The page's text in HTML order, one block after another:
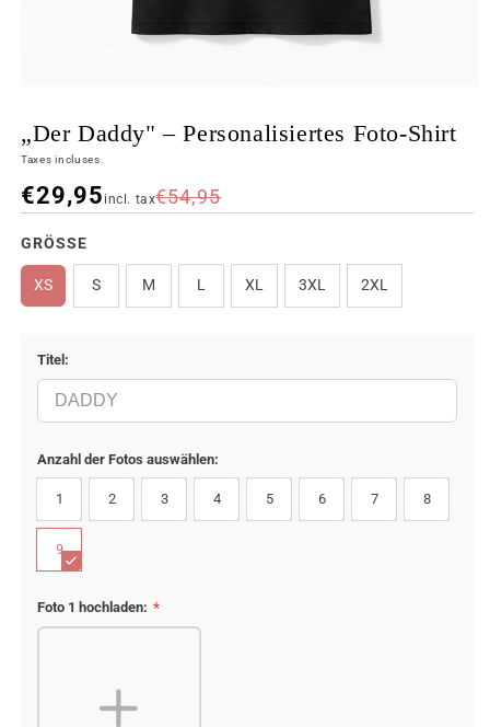
„Der Daddy" – Personalisiertes Foto-Shirt
Taxes incluses.
€29,95 €54,95
incl. tax
FARBE
GRÖSSE
XS S M L XL 3XL 2XL
Titel:
Anzahl der Fotos auswählen:
1 2 3 4 5 6 7 8
9
Foto 1 hochladen: *